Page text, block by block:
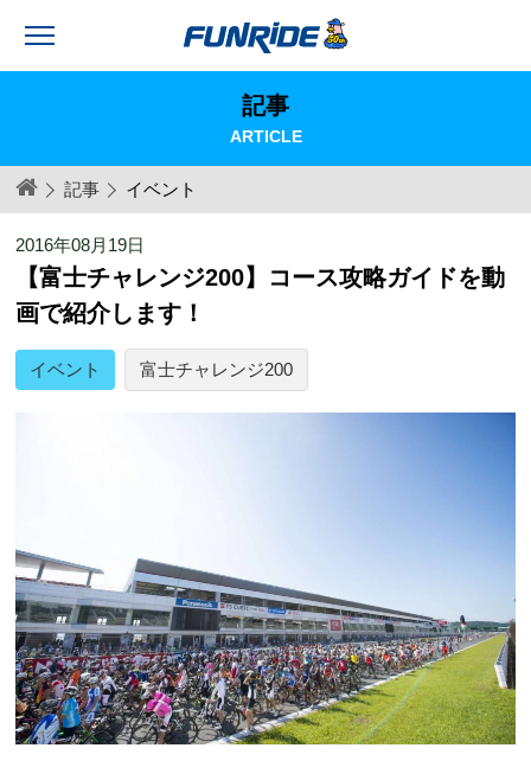
記事
ARTICLE
記事 イベント
2016年08月19日
【富士チャレンジ200】コース攻略ガイドを動
画で紹介します！
イベント 富士チャレンジ200